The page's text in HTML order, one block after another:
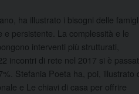
ha illustrato i bisogni delle
persistente. La complessità e le
interventi più strutturati,
incontri di rete nel 2017 si è
Stefania Poeta ha, poi, illustrato
e Le chiavi di casa per offrire